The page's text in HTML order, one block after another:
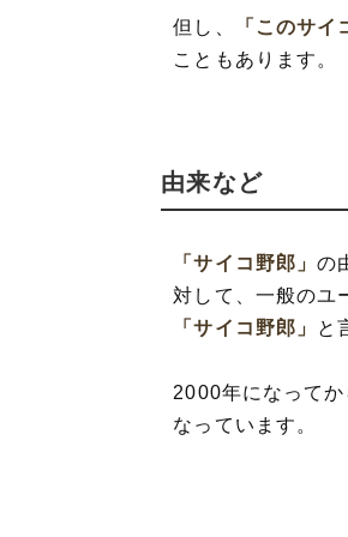
但し、 「このサイ
こともあります。
由来など
「サイコ野郎」 の
対して、一般のユ
「サイコ野郎」
と
2000年になって
なっています。